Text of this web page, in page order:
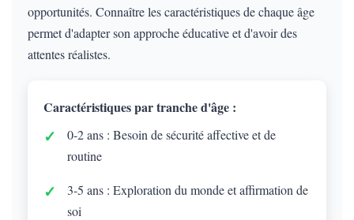
opportunités. Connaître les caractéristiques de chaque âge
permet d'adapter son approche éducative et d'avoir des
attentes réalistes.
Caractéristiques par tranche d'âge :
0-2 ans : Besoin de sécurité affective et de
routine
3-5 ans : Exploration du monde et affirmation de
soi